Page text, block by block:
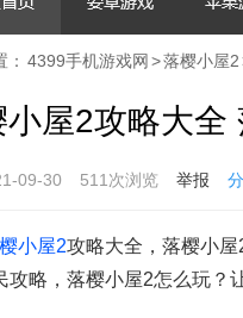
4399手机游戏网 >落樱小屋2
小屋2攻略大全
09-30 511次浏览 举报
小屋2攻略大全，落樱小
攻略，落樱小屋2怎么玩？